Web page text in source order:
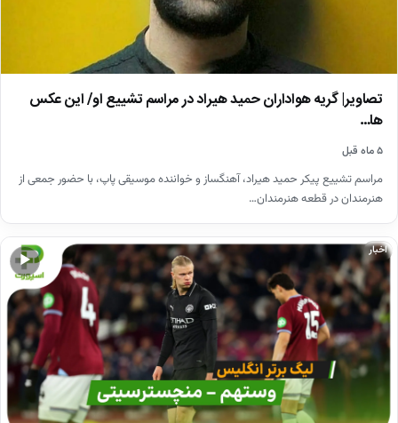
تصاویر| گریه هواداران حمید هیراد در مراسم تشییع او/ این عکس
ها…
۵ ماه قبل
مراسم تشییع پیکر حمید هیراد، آهنگساز و خواننده موسیقی پاپ، با حضور جمعی از
هنرمندان در قطعه هنرمندان…
▶
اخبار